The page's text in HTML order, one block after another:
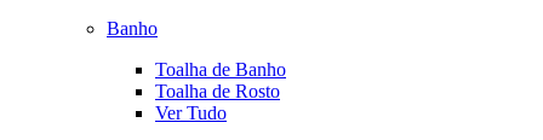
Banho
Toalha de Banho
Toalha de Rosto
Ver Tudo